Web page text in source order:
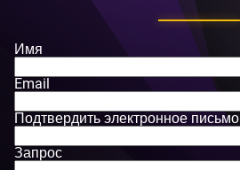
Имя
Email
Подтвердить электронное письмо
Запрос